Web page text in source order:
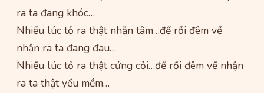
ra ta đang khóc…
Nhiều lúc tỏ ra thật nhẫn tâm…để rồi đêm về
nhận ra ta đang đau…
Nhiều lúc tỏ ra thật cứng cỏi…để rồi đêm về nhận
ra ta thật yếu mềm…